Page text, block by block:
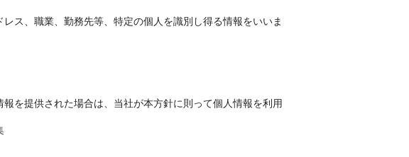
ス、職業、勤務先等、特定の個人を識別し得る情報をいいま
を提供された場合は、当社が本方針に則って個人情報を利用